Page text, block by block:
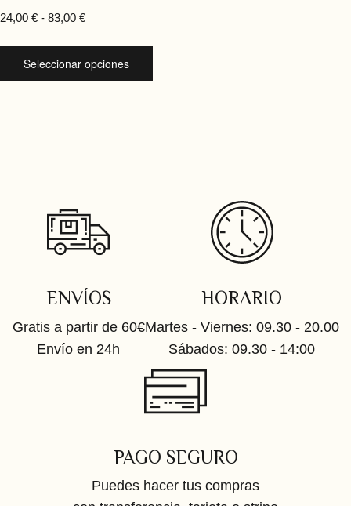
24,00 € - 83,00 €
Seleccionar opciones
ENVÍOS
Gratis a partir de 60€
Envío en 24h
HORARIO
Martes - Viernes: 09.30 - 20.00
Sábados: 09.30 - 14:00
PAGO SEGURO
Puedes hacer tus compras